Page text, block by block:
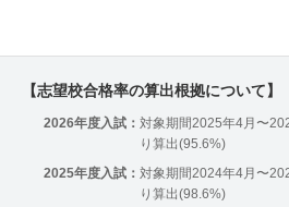
【志望校合格率の算出根拠について】
2026年度入試： 対象期間2025年4月〜
り算出(95.6%)
2025年度入試： 対象期間2024年4月〜
り算出(98.6%)